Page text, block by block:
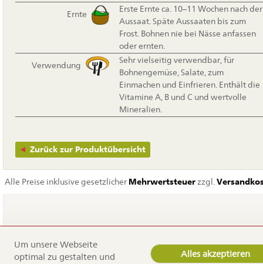
Ernte
Erste Ernte ca. 10–11 Wochen nach der
Aussaat. Späte Aussaaten bis zum
Frost. Bohnen nie bei Nässe anfassen
oder ernten.
Verwendung
Sehr vielseitig verwendbar, für
Bohnengemüse, Salate, zum
Einmachen und Einfrieren. Enthält die
Vitamine A, B und C und wertvolle
Mineralien.
Zurück zur Produktübersicht
Alle Preise inklusive gesetzlicher Mehrwertsteuerzzgl.
Navigation
überspringen
Service
Um unsere Webseite
optimal zu gestalten und
Alles akzeptieren